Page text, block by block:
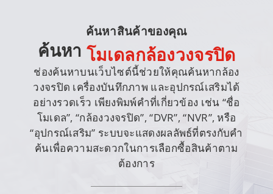
ค้นหาสินค้าของคุณ
ค้นหา โมเดลกล้องวงจรปิด
ช่องค้นหาบนเว็บไซต์นี้ช่วยให้คุณค้นหากล้อง
วงจรปิด เครื่องบันทึกภาพ และอุปกรณ์เสริมได้
อย่างรวดเร็ว เพียงพิมพ์คำที่เกี่ยวข้อง เช่น “ชื่อ
โมเดล”, “กล้องวงจรปิด”, “DVR”, “NVR”, หรือ
“อุปกรณ์เสริม” ระบบจะแสดงผลลัพธ์ที่ตรงกับคำ
ค้นเพื่อความสะดวกในการเลือกซื้อสินค้าตาม
ต้องการ